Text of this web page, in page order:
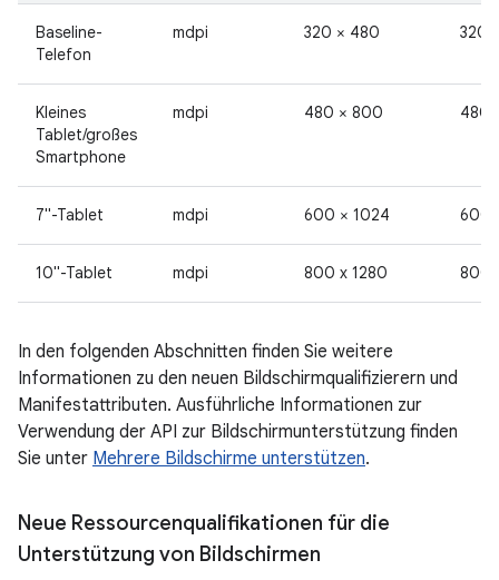
Baseline-
Telefon
mdpi 320 × 480 320
Kleines
Tablet/großes
Smartphone
mdpi 480 × 800 480
7"-Tablet mdpi 600 × 1024 600
10"-Tablet mdpi 800 x 1280 800
In den folgenden Abschnitten finden Sie weitere
Informationen zu den neuen Bildschirmqualifizierern und
Manifestattributen. Ausführliche Informationen zur
Verwendung der API zur Bildschirmunterstützung finden
Sie unter Mehrere Bildschirme unterstützen.
Neue Ressourcenqualifikationen für die
Unterstützung von Bildschirmen